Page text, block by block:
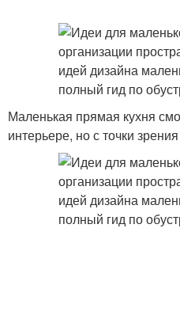
Маленькая прямая кухня
интерьере, но с точки